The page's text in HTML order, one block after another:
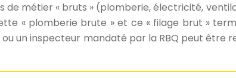
de métier « bruts » (plomberie, électricité,
« plomberie brute » et ce « filage brut »
un inspecteur mandaté par la RBQ peut être